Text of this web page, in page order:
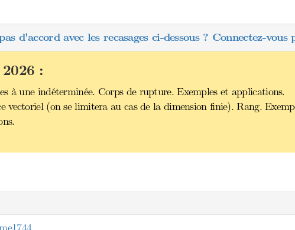
d'accord avec les recasages ci-dessous ? Connectez-
:
à une indéterminée. Corps de rupture. Exemples et applications.
vectoriel (on se limitera au cas de la dimension finie). Rang.